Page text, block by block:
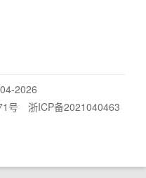
2026
号
浙ICP备2021040463